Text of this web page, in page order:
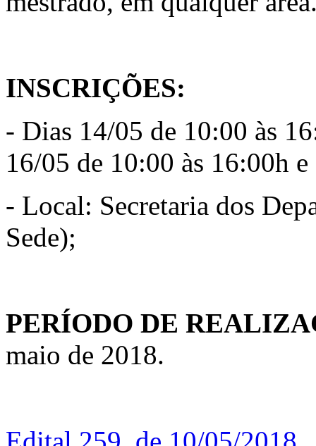
INSCRIÇÕES:
- Dias 14/05 de 10:00 às
16/05 de 10:00 às 16:00h
- Local: Secretaria dos
Sede);
PERÍODO DE
maio de 2018.